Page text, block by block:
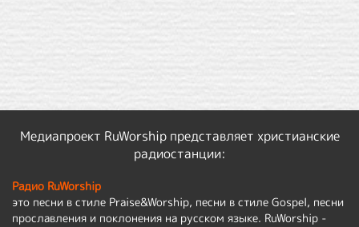
Медиапроект RuWorship представляет христианские
радиостанции:
Радио RuWorship
это песни в стиле Praise&Worship, песни в стиле Gospel, песни
прославления и поклонения на русском языке. RuWorship -